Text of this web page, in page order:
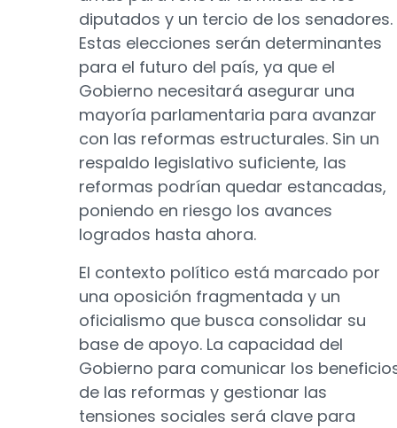
diputados y un tercio de los senadores.
Estas elecciones serán determinantes
para el futuro del país, ya que el
Gobierno necesitará asegurar una
mayoría parlamentaria para avanzar
con las reformas estructurales. Sin un
respaldo legislativo suficiente, las
reformas podrían quedar estancadas,
poniendo en riesgo los avances
logrados hasta ahora.
El contexto político está marcado por
una oposición fragmentada y un
oficialismo que busca consolidar su
base de apoyo. La capacidad del
Gobierno para comunicar los
de las reformas y gestionar las
tensiones sociales será clave para